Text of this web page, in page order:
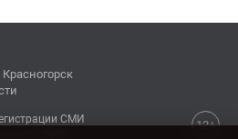
Красногорск
12+
СМИ